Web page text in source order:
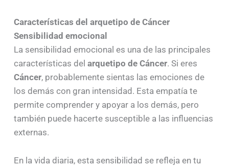
Características del arquetipo de Cáncer
Sensibilidad emocional
La sensibilidad emocional es una de las principales
características del arquetipo de Cáncer. Si eres
Cáncer, probablemente sientas las emociones de
los demás con gran intensidad. Esta empatía te
permite comprender y apoyar a los demás, pero
también puede hacerte susceptible a las influencias
externas.
En la vida diaria, esta sensibilidad se refleja en tu